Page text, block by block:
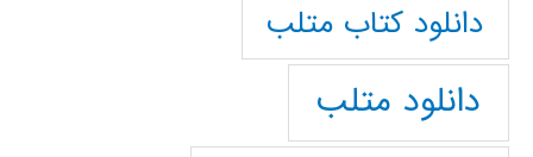
دانلود كتاب متلب
دانلود متلب